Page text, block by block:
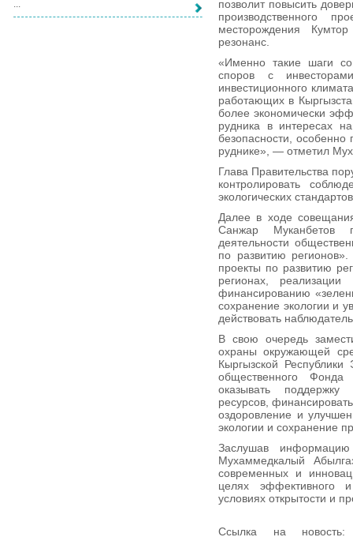
позволит повысить
производственного
месторождения
резонанс.
«Именно такие шаги
споров с
инвестиционного
работающих в
более экономически
рудника в интересах
безопасности, особенно
руднике», — отметил
Глава Правительства
контролировать
экологических
Далее в ходе
Санжар Муканбетов
деятельности
по развитию
проекты по развитию
регионах,
финансированию
сохранение экологии и
действовать
В свою очередь
охраны окружающей
Кыргызской
общественного
оказывать поддержку
ресурсов,
оздоровление и
экологии и сохранение
Заслушав
Мухаммедкалый
современных и
целях эффективного
условиях открытости и
Ссылка на
...